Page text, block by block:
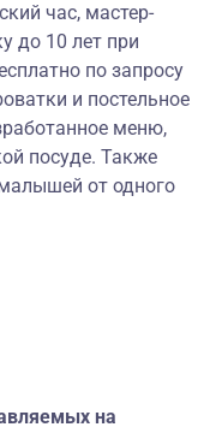
час, мастер-
до 10 лет при
по запросу
и постельное
меню,
посуде. Также
от одного
на